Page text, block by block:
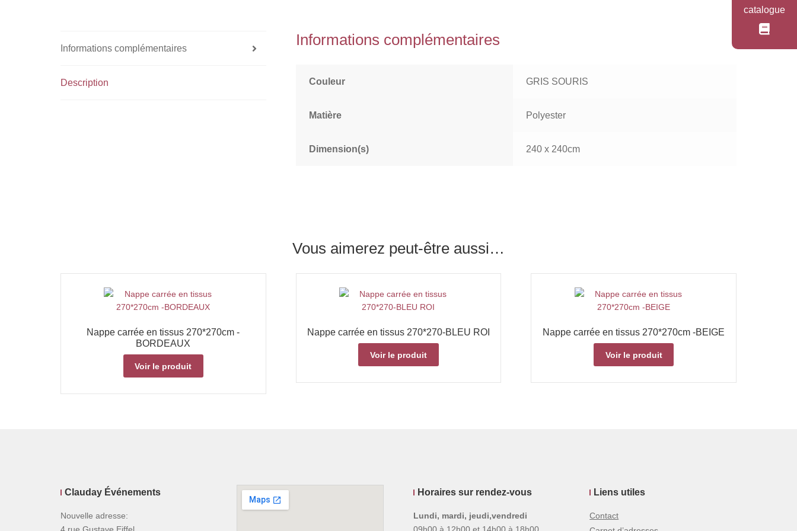
catalogue
Informations complémentaires
Description
Informations complémentaires
Couleur GRIS SOURIS
Matière Polyester
Dimension(s) 240 x 240cm
Vous aimerez peut-être aussi…
Nappe carrée en tissus 270*270cm -
BORDEAUX
Voir le produit
Nappe carrée en tissus 270*270-BLEU ROI
Voir le produit
Nappe carrée en tissus 270*270cm -BEIGE
Voir le produit
Clauday Événements
Nouvelle adresse:
4 rue Gustave Eiffel
Horaires sur rendez-vous
Lundi, mardi, jeudi,vendredi
09h00 à 12h00 et 14h00 à 18h00
Liens utiles
Contact